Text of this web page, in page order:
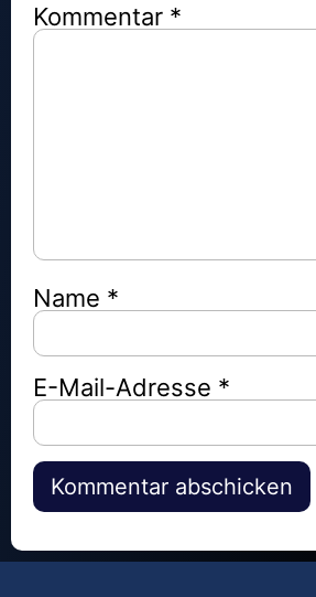
Kommentar *
Name *
E-Mail-Adresse *
Alternative: